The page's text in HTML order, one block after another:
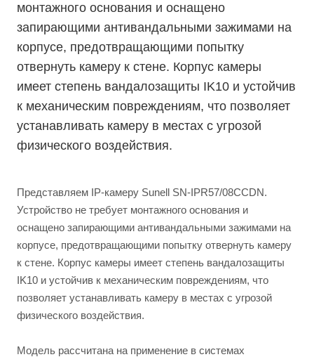
монтажного основания и оснащено
запирающими антивандальными зажимами на
корпусе, предотвращающими попытку
отвернуть камеру к стене. Корпус камеры
имеет степень вандалозащиты IK10 и устойчив
к механическим повреждениям, что позволяет
устанавливать камеру в местах с угрозой
физического воздействия.
Представляем IP-камеру Sunell SN-IPR57/08CCDN.
Устройство не требует монтажного основания и
оснащено запирающими антивандальными зажимами на
корпусе, предотвращающими попытку отвернуть камеру
к стене. Корпус камеры имеет степень вандалозащиты
IK10 и устойчив к механическим повреждениям, что
позволяет устанавливать камеру в местах с угрозой
физического воздействия.
Модель рассчитана на применение в системах